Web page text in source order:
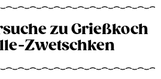
zu Grießkoch
Zwetschken